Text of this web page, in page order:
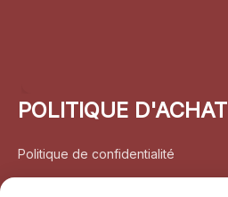
POLITIQUE D'ACHAT
Politique de confidentialité